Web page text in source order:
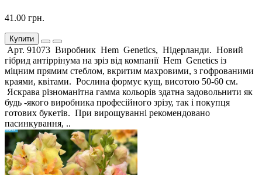
41.00 грн.
Купити
Арт. 91073 Виробник Hem Genetics, Нідерланди. Новий
гібрид антіррінума на зріз від компанії Hem Genetics із
міцним прямим стеблом, вкритим махровими, з гофрованими
краями, квітами. Рослина формує кущ, висотою 50-60 см.
Яскрава різноманітна гамма кольорів здатна задовольнити як
будь -якого виробника професійного зрізу, так і покупця
готових букетів. При вирощуванні рекомендовано
пасинкування, ..